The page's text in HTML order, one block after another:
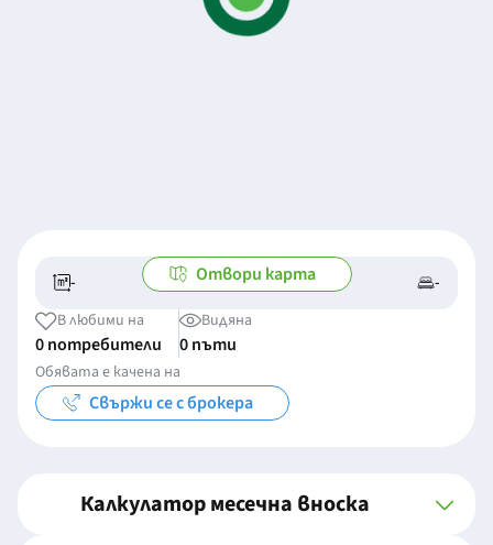
- -/- -
Отвори карта
В любими на
0 потребители
Видяна
0 пъти
Обявата е качена на
Свържи се с брокера
Калкулатор месечна вноска